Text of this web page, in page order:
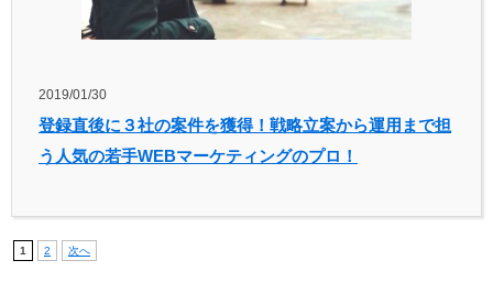
2019/01/30
登録直後に３社の案件を獲得！戦略立案から運用まで担
う人気の若手WEBマーケティングのプロ！
1 2 次へ